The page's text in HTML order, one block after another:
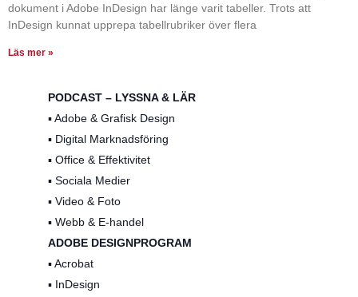
PODCAST – LYSSNA & LÄR
▪️ Adobe & Grafisk Design
▪️ Digital Marknadsföring
▪️ Office & Effektivitet
▪️ Sociala Medier
▪️ Video & Foto
▪️ Webb & E-handel
ADOBE DESIGNPROGRAM
▪️ Acrobat
▪️ InDesign
dokument i Adobe InDesign har länge varit tabeller. Trots att
InDesign kunnat upprepa tabellrubriker över flera
Läs mer »